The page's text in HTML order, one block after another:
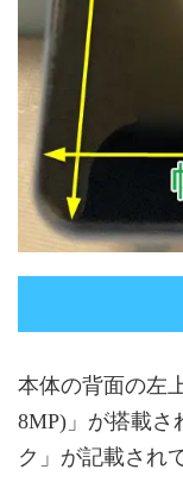
本体の背面の左
8MP)」が搭載さ
ク」が記載され